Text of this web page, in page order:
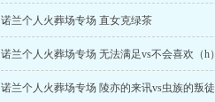
诺兰个人火葬场专场 直女克绿茶
诺兰个人火葬场专场 无法满足vs不会喜欢（h）
诺兰个人火葬场专场 陵亦的来讯vs虫族的叛徒